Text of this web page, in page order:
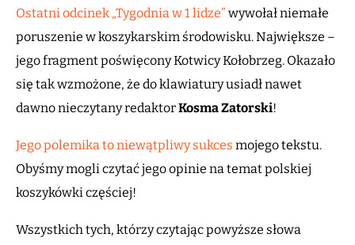
Ostatni odcinek „Tygodnia w 1 lidze” wywołał niemałe
poruszenie w koszykarskim środowisku. Największe –
jego fragment poświęcony Kotwicy Kołobrzeg. Okazało
się tak wzmożone, że do klawiatury usiadł nawet
dawno nieczytany redaktorKosma Zatorski!
Jego polemika to niewątpliwy sukces mojego tekstu.
Obyśmy mogli czytać jego opinie na temat polskiej
koszykówki częściej!
Wszystkich tych, którzy czytając powyższe słowa